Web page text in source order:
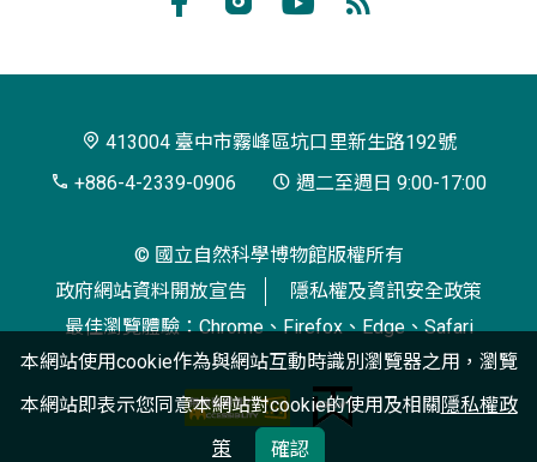
園
區
閱
413004 臺中市霧峰區坑口里新生路192號
+886-4-2339-0906
週二至週日 9:00-17:00
© 國立自然科學博物館版權所有
政府網站資料開放宣告
隱私權及資訊安全政策
最佳瀏覽體驗：Chrome、Firefox、Edge、Safari
本網站使用cookie作為與網站互動時識別瀏覽器之用，瀏覽
本網站即表示您同意本網站對cookie的使用及相關隱私權政
策
確認